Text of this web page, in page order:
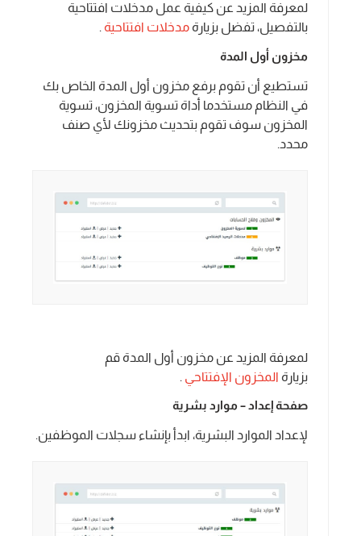
لمعرفة المزيد عن كيفية عمل مدخلات افتتاحية
بالتفصيل، تفضل بزيارة مدخلات افتتاحية .
مخزون أول المدة
تستطيع أن تقوم برفع مخزون أول المدة الخاص بك
في النظام مستخدما أداة تسوية المخزون، تسوية
المخزون سوف تقوم بتحديث مخزونك لأي صنف
محدد.
لمعرفة المزيد عن مخزون أول المدة قم
بزيارة المخزون الإفتتاحي .
صفحة إعداد – موارد بشرية
لإعداد الموارد البشرية، ابدأ بإنشاء سجلات الموظفين.